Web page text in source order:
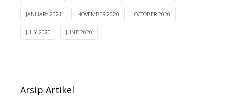
JANUARY 2021 NOVEMBER 2020 OCTOBER 2020
JULY 2020 JUNE 2020
Arsip Artikel